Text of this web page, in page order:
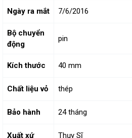
Ngày ra mắt 7/6/2016
Bộ chuyển
động
pin
Kích thước 40 mm
Chất liệu vỏ thép
Bảo hành 24 tháng
Xuất xứ Thụy Sĩ